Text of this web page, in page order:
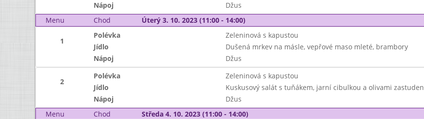
Nápoj
Džus
Menu
Chod Úterý 3. 10. 2023 (11:00 - 14:00)
1
Polévka Zeleninová s kapustou
Jídlo
Dušená mrkev na másle, vepřové maso mleté, brambory
Nápoj
Džus
2
Polévka Zeleninová s kapustou
Jídlo
Kuskusový salát s tuňákem, jarní cibulkou a olivami
Nápoj
Džus
Menu
Chod Středa 4. 10. 2023 (11:00 - 14:00)